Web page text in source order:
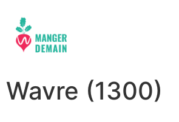
Wavre (1300)